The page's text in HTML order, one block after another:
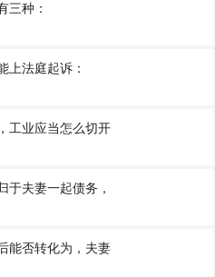
三种：
上法庭起诉：
工业应当怎么切开
于夫妻一起债务，
能否转化为，夫妻